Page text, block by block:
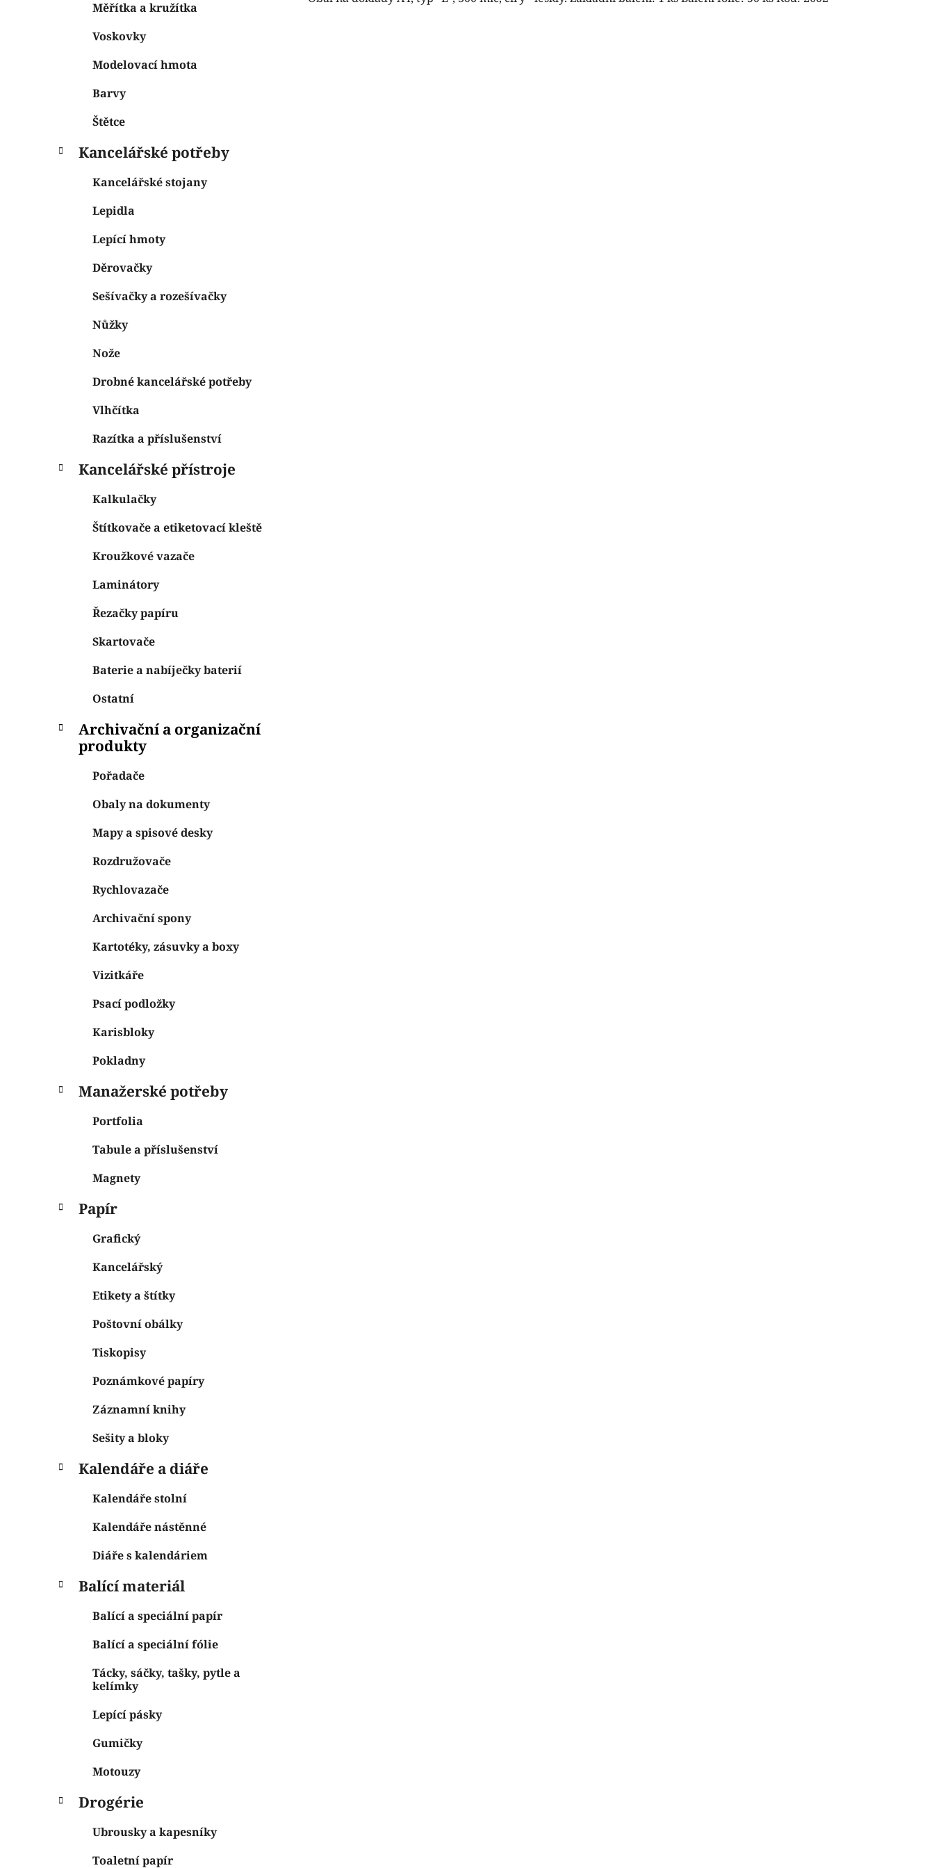
Měřítka a kružítka
Voskovky
Modelovací hmota
Barvy
Štětce
Kancelářské potřeby
Kancelářské stojany
Lepidla
Lepící hmoty
Děrovačky
Sešívačky a rozešívačky
Nůžky
Nože
Drobné kancelářské potřeby
Vlhčítka
Razítka a příslušenství
Kancelářské přístroje
Kalkulačky
Štítkovače a etiketovací kleště
Kroužkové vazače
Laminátory
Řezačky papíru
Skartovače
Baterie a nabíječky baterií
Ostatní
Archivační a organizační
produkty
Pořadače
Obaly na dokumenty
Mapy a spisové desky
Rozdružovače
Rychlovazače
Archivační spony
Kartotéky, zásuvky a boxy
Vizitkáře
Psací podložky
Karisbloky
Pokladny
Manažerské potřeby
Portfolia
Tabule a příslušenství
Magnety
Papír
Grafický
Kancelářský
Etikety a štítky
Poštovní obálky
Tiskopisy
Poznámkové papíry
Záznamní knihy
Sešity a bloky
Kalendáře a diáře
Kalendáře stolní
Kalendáře nástěnné
Diáře s kalendáriem
Balící materiál
Balící a speciální papír
Balící a speciální fólie
Tácky, sáčky, tašky, pytle a
kelímky
Lepící pásky
Gumičky
Motouzy
Drogérie
Ubrousky a kapesníky
Toaletní papír